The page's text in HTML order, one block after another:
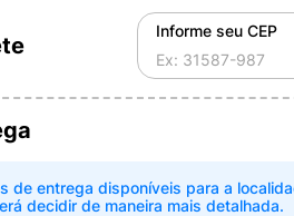
Informe seu CEP
de entrega disponíveis para a
decidir de maneira mais detalhada.